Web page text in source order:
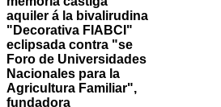
aquiler á la bivalirudina
"Decorativa FIABCI"
eclipsada contra "se
Foro de Universidades
Nacionales para la
Agricultura Familiar",
fundadora